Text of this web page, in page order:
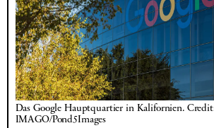
Das Google Hauptquartier in Kalifornien.
IMAGO/Pond5Images